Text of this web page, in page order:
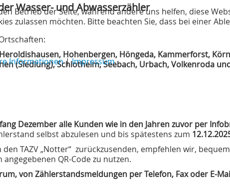
Wasser- und Abwasserzähler
Hohenbergen, Höngeda, Kammerforst,
(Siedlung), Schlotheim, Seebach, Urbach, Volkenroda
Dezember alle Kundenwie in den Jahren zuvor per
selbst abzulesen und bis spätestens zum
den TAZV „Notter“ zurückzusenden, empfehlen wir,
QR-Code zu nutzen.
von Zählerstandsmeldungen per Telefon, Fax oder E-
Betrieb der Seite, während andere uns helfen, diese
zulassen möchten. Bitte beachten Sie, dass bei einer
Informationen|Impressum